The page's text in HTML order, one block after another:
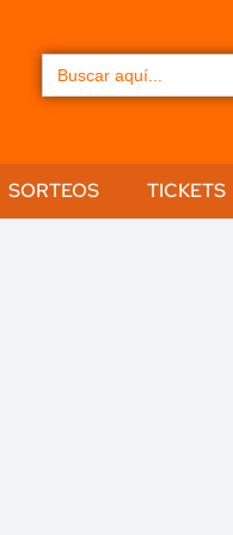
Buscar:
SORTEOS TICKETS